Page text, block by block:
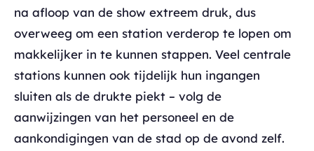
na afloop van de show extreem druk, dus
overweeg om een station verderop te lopen om
makkelijker in te kunnen stappen. Veel centrale
stations kunnen ook tijdelijk hun ingangen
sluiten als de drukte piekt – volg de
aanwijzingen van het personeel en de
aankondigingen van de stad op de avond zelf.